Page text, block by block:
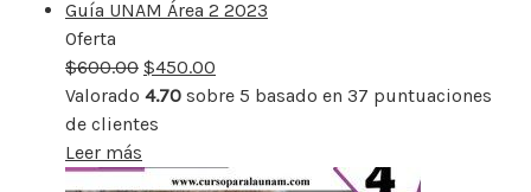
Guía UNAM Área 2 2023
Oferta
rebajado
$600.00 $450.00
Valorado 4.70 sobre 5 basado en 37 puntuaciones
de clientes
Leer más